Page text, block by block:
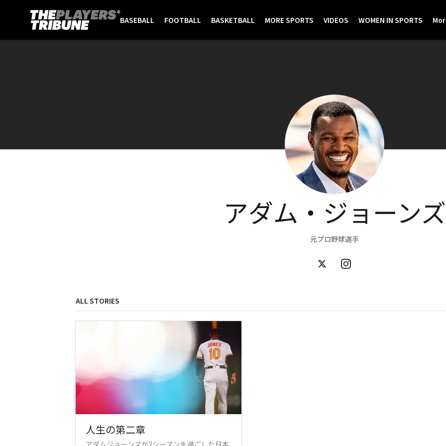
BASEBALL FOOTBALL BASKETBALL MORE SPORTS VIDEOS WOMEN IN SPORTS
アダム・ジョーンズ
元プロ野球選手
ALL STORIES
人生の第二章